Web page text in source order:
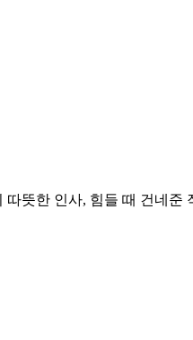
뜻한 인사, 힘들 때 건네준